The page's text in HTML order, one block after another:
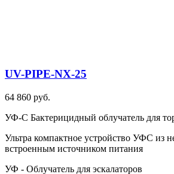
UV-PIPE-NX-25
64 860 руб.
УФ-С Бактерицидный облучатель для
Ультра компактное устройство УФС из
встроенным источником питания
УФ - Облучатель для эскалаторов